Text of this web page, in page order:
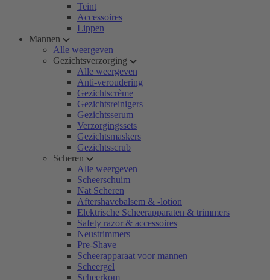
Teint
Accessoires
Lippen
Mannen
Alle weergeven
Gezichtsverzorging
Alle weergeven
Anti-veroudering
Gezichtscrème
Gezichtsreinigers
Gezichtsserum
Verzorgingssets
Gezichtsmaskers
Gezichtsscrub
Scheren
Alle weergeven
Scheerschuim
Nat Scheren
Aftershavebalsem & -lotion
Elektrische Scheerapparaten & trimmers
Safety razor & accessoires
Neustrimmers
Pre-Shave
Scheerapparaat voor mannen
Scheergel
Scheerkom